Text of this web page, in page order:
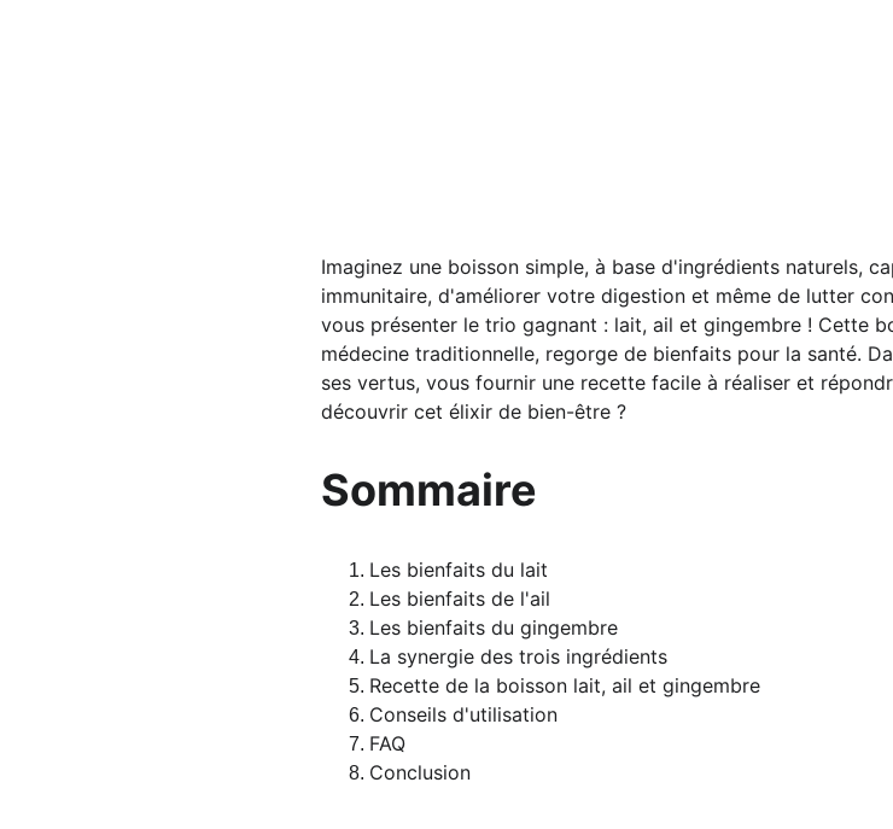
Imaginez une boisson simple, à base d'ingrédients naturels,
immunitaire, d'améliorer votre digestion et même de lutter
vous présenter le trio gagnant : lait, ail et gingembre ! Cette
médecine traditionnelle, regorge de bienfaits pour la santé.
ses vertus, vous fournir une recette facile à réaliser et
découvrir cet élixir de bien-être ?
Sommaire
Les bienfaits du lait
Les bienfaits de l'ail
Les bienfaits du gingembre
La synergie des trois ingrédients
Recette de la boisson lait, ail et gingembre
Conseils d'utilisation
FAQ
Conclusion